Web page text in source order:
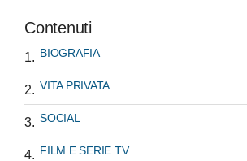
Contenuti
BIOGRAFIA
VITA PRIVATA
SOCIAL
FILM E SERIE TV